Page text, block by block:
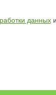
данныхи